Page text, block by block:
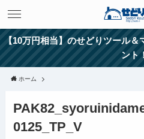
【10万円相当】のせどりツール＆
ント
ホーム
0125_TP_V